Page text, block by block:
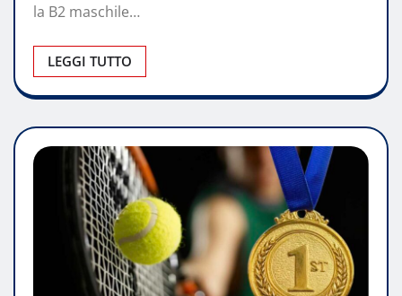
la B2 maschile…
LEGGI TUTTO